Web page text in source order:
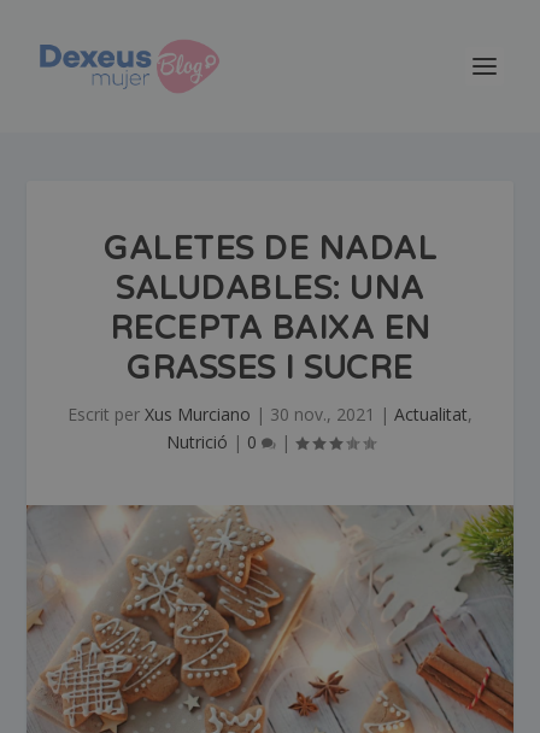
GALETES DE NADAL
SALUDABLES: UNA
RECEPTA BAIXA EN
GRASSES I SUCRE
Escrit per Xus Murciano | 30 nov., 2021 | Actualitat,
Nutrició | 0 |